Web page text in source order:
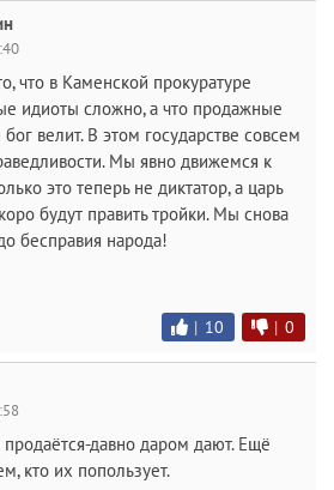
что в Каменской прокуратуре
идиоты сложно, а что продажные
велит. В этом государстве совсем
Мы явно движемся к
это теперь не диктатор, а царь
будут править тройки. Мы снова
бесправия народа!
| 10 | 0
продаётся-давно даром дают. Ещё
кто их попользует.